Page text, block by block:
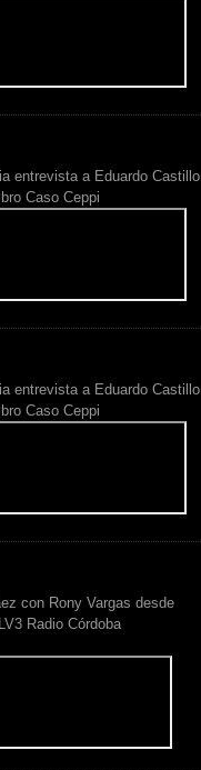
entrevista a Eduardo Castillo
Caso Ceppi
entrevista a Eduardo Castillo
Caso Ceppi
con Rony Vargas desde
Radio Córdoba